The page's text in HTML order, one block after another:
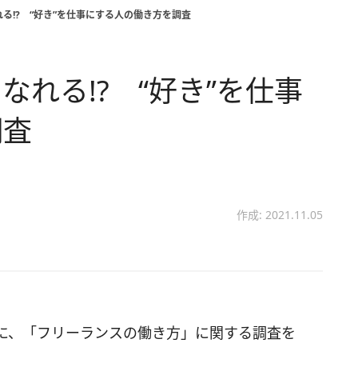
!? “好き”を仕事にする人の働き方を調査
れる!? “好き”を仕事
作成: 2021.11.05
「フリーランスの働き方」に関する調査を